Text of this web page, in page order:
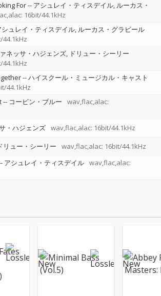
For-- アシュレイ・ティスデイル ルーカス・
16bit/44.1kHz
シュレイ・ティスデイル ルーカス・グラビール
ネッサ・ハジェンズ ドリュー・シーリー
--ハイスクール・ミュージカル・キャスト
44.1kHz
-- コービン・ブルー
wav,flac,alac:
・ハジェンズ wav,flac,alac: 16bit/44.1kHz
リュー・シーリー wav,flac,alac: 16bit/44.1kHz
アシュレイ・ティスデイル wav,flac,alac: